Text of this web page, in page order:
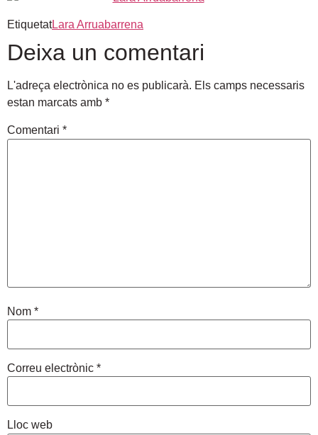
EtiquetatLara Arruabarrena
Deixa un comentari
L'adreça electrònica no es publicarà. Els camps necessaris
estan marcats amb *
Comentari *
Nom *
Correu electrònic *
Lloc web